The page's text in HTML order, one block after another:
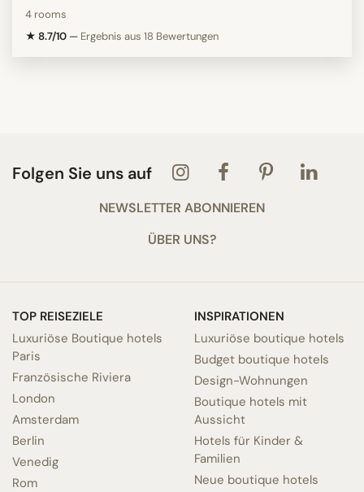
4 rooms
★ 8.7/10 — Ergebnis aus 18 Bewertungen
Folgen Sie uns auf
NEWSLETTER ABONNIEREN
ÜBER UNS?
TOP REISEZIELE
Luxuriöse Boutique hotels
Paris
Französische Riviera
London
Amsterdam
Berlin
Venedig
Rom
INSPIRATIONEN
Luxuriöse boutique hotels
Budget boutique hotels
Design-Wohnungen
Boutique hotels mit
Aussicht
Hotels für Kinder &
Familien
Neue boutique hotels